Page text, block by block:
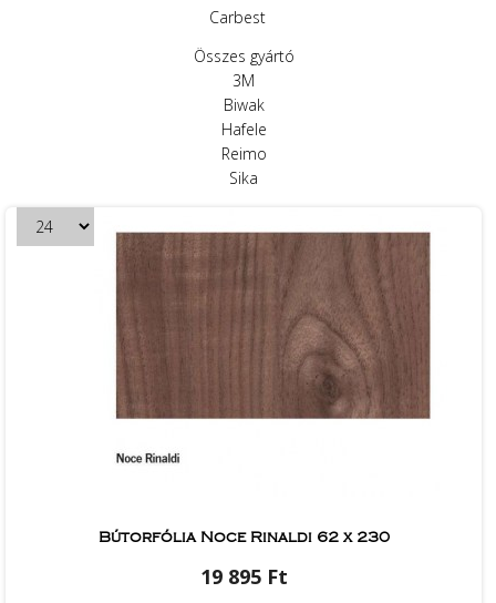
Carbest
Összes gyártó
3M
Biwak
Hafele
Reimo
Sika
Bútorfólia Noce Rinaldi 62 x 230
19 895 Ft